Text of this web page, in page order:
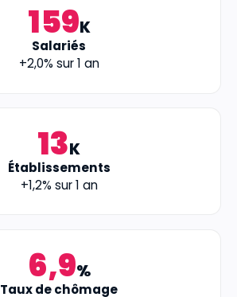
159K
Salariés
+2,0% sur 1 an
13K
Établissements
+1,2% sur 1 an
6,9%
Taux de chômage